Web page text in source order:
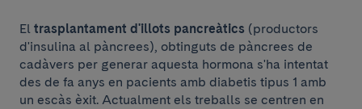
El trasplantament d'illots pancreàtics (productors
d'insulina al pàncrees), obtinguts de pàncrees de
cadàvers per generar aquesta hormona s'ha intentat
des de fa anys en pacients amb diabetis tipus 1 amb
un escàs èxit. Actualment els treballs se centren en